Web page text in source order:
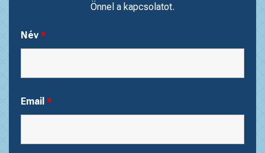
Önnel a kapcsolatot.
Név *
Email *